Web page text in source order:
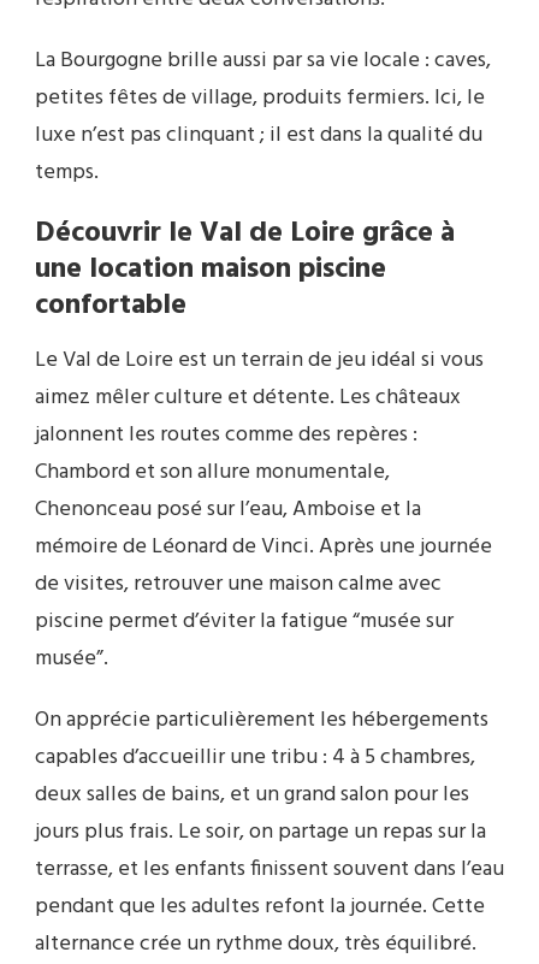
La Bourgogne brille aussi par sa vie locale : caves,
petites fêtes de village, produits fermiers. Ici, le
luxe n’est pas clinquant ; il est dans la qualité du
temps.
Découvrir le Val de Loire grâce à
une location maison piscine
confortable
Le Val de Loire est un terrain de jeu idéal si vous
aimez mêler culture et détente. Les châteaux
jalonnent les routes comme des repères :
Chambord et son allure monumentale,
Chenonceau posé sur l’eau, Amboise et la
mémoire de Léonard de Vinci. Après une journée
de visites, retrouver une maison calme avec
piscine permet d’éviter la fatigue “musée sur
musée”.
On apprécie particulièrement les hébergements
capables d’accueillir une tribu : 4 à 5 chambres,
deux salles de bains, et un grand salon pour les
jours plus frais. Le soir, on partage un repas sur la
terrasse, et les enfants finissent souvent dans l’eau
pendant que les adultes refont la journée. Cette
alternance crée un rythme doux, très équilibré.